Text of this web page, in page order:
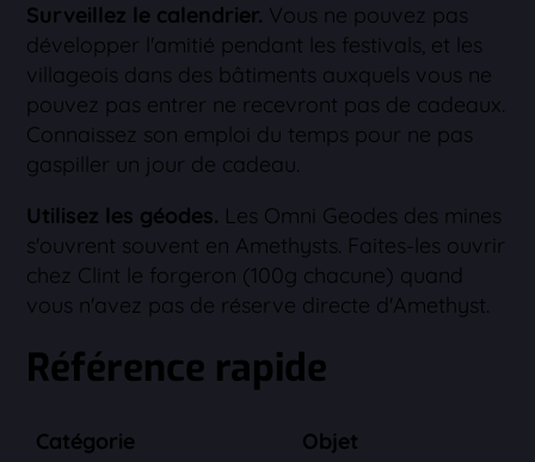
Surveillez le calendrier. Vous ne pouvez pas
développer l'amitié pendant les festivals, et les
villageois dans des bâtiments auxquels vous ne
pouvez pas entrer ne recevront pas de cadeaux.
Connaissez son emploi du temps pour ne pas
gaspiller un jour de cadeau.
Utilisez les géodes. Les Omni Geodes des mines
s'ouvrent souvent en Amethysts. Faites-les ouvrir
chez Clint le forgeron (100g chacune) quand
vous n'avez pas de réserve directe d'Amethyst.
Référence rapide
Catégorie Objet